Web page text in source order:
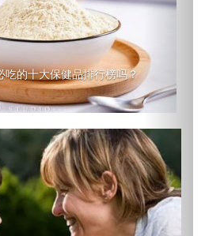
吃的十大保健品排行榜吗？